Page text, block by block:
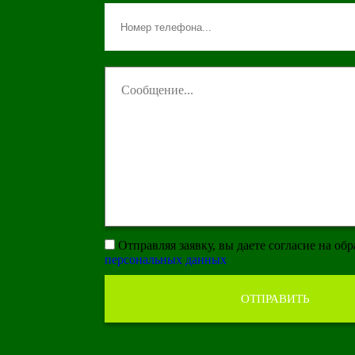
Отправляя заявку, вы даете согласие на
персональных данных